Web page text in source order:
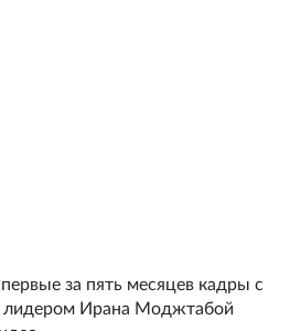
за пять месяцев кадры с
лидером Ирана Моджтабой